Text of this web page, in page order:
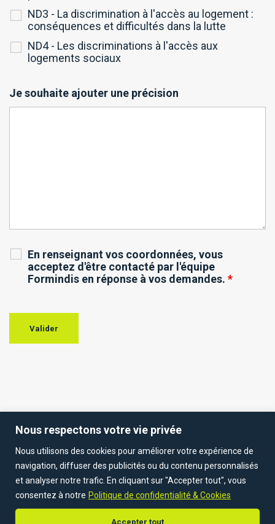
Nous respectons votre vie privée
Nous utilisons des cookies pour améliorer votre expérience de
navigation, diffuser des publicités ou du contenu personnalisés
et analyser notre trafic. En cliquant sur "Accepter tout", vous
consentez à notre Politique de confidentialité & Cookies
Accepter tout
ND3 - La discrimination à l'accès au logement :
conséquences et difficultés dans la lutte
ND4 - Les discriminations à l'accès aux
logements sociaux
Je souhaite ajouter une précision
En renseignant vos coordonnées, vous
acceptez d'être contacté par l'équipe
Formindis en réponse à vos demandes. *
ACCUEIL NOS FORMATIONS LOI ALUR
NOS FORMATIONS IMMOBILIER & CRÉATION D’ENTREPRISE
NOUS CONTACTER VOUS INSCRIRE